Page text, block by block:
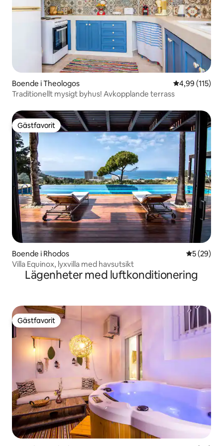
Boende i Theologos 4,99 av 5 i
4,99 (115)
Traditionellt mysigt byhus! Avkopplande terrass
Gästfavorit
Gästfavorit
Boende i Rhodos 5 av 5 i
5 (29)
Villa Equinox, lyxvilla med havsutsikt
Lägenheter med luftkonditionering
Gästfavorit
Gästfavorit